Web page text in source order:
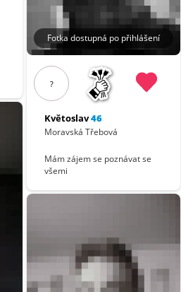
Fotka dostupná po přihlášení
?
Květoslav46
Moravská Třebová
Mám zájem se poznávat se
všemi